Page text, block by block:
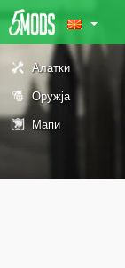
Алатки
Оружја
Мапи